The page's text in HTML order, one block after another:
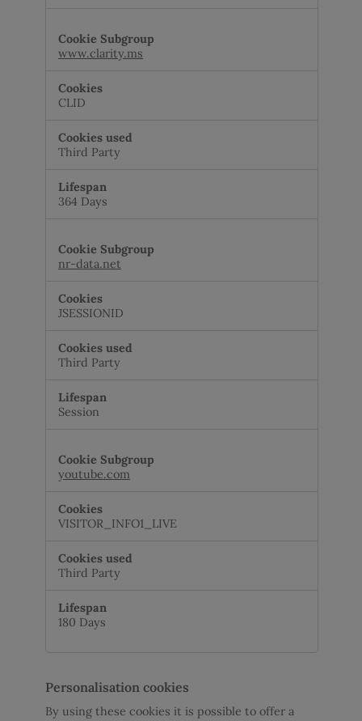
www.clarity.ms
CLID
Third Party
364 Days
nr-data.net
JSESSIONID
Third Party
Session
youtube.com
VISITOR_INFO1_LIVE
Third Party
180 Days
Personalisation cookies
By using these cookies it is possible to offer a